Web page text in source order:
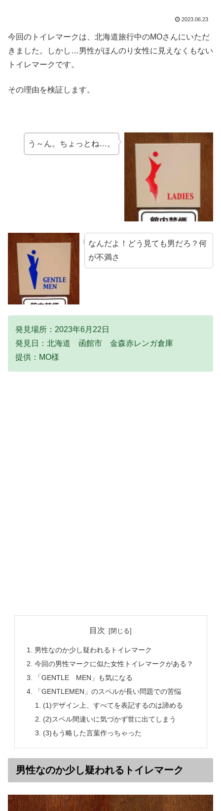
2023.06.23
今回のトイレマークは、北海道旅行中のMOさんにいただ
きました。しかし…男性がほんのり女性に見えなくもない
トイレマークです。
その理由を検証します。
う～ん。ちょっとね…。
なんだよ！どう見ても男だろ？何
が不満さ
発見場所：2023年6月22日
発見日：北海道 函館市 金森赤レンガ倉庫
提供：MO様
目次
男性なのか少し疑われるトイレマーク
今回の男性マークに似た女性トイレマークがある？
「GENTLE MEN」も気になる
「GENTLEMEN」のスペルが長い問題での苦悩
(1)デザイン上、すべてを表記するのは諦める
(2)スペル間違いに気づかず世に出てしまう
(3)もう略した言葉作っちゃった
男性なのか少し疑われるトイレマーク